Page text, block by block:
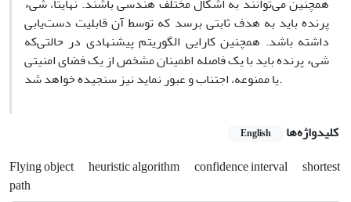
پرنده باید به هدف ثابتی برسد که توسط آن قابلیت دست‌یابی
داشته باشد. همچنین کارایی الگوریتم پیشنهادی در حالتی‌که
شی‌ء پرنده باید با یک فاصله اطمینان مشخص از یک فضای امنیتی
یا ممنوعه، اجتناب و عبور نماید نیز سنجیده خواهد شد.
کلیدواژه‌ها English
Flying object heuristic algorithm confidence interval
shortest
path